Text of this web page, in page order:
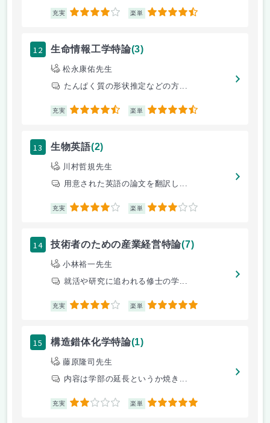
充実 4 楽単 4.5
12 生命情報工学特論(3)
松永康佑先生
たんぱく質の形状推定などの方...
充実 4.5 楽単 4.5
13 生物英語(2)
川村哲規先生
用意された英語の論文を翻訳し...
充実 4 楽単 3
14 技術者のための産業経営特論(7)
小林裕一先生
就活や研究に追われる修士の学...
充実 4 楽単 5
15 構造錯体化学特論(1)
藤原隆司先生
内容は学部の延長というか焼き...
充実 2 楽単 5